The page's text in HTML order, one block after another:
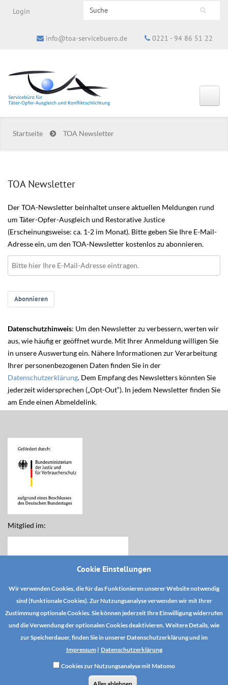
Cookie Einstellungen
Wir verwenden Cookies, die für das Funktionieren unserer Website notwendig
sind (funktionale Cookies). Zur Nutzungsanalyse verwenden wir mit Ihrer
Zustimmung optionale Cookies. Sie können jederzeit Ihre Einwilligung widerrufen
und die Verwendung der optionalen Cookies deaktivieren. Weitere Details, wie
zur Speicherdauer, finden Sie in unserer Datenschutzerklärung und im
Impressum| Datenschutzerklärung
Cookies zur Nutzungsanalyse mit Matomo
Login Suchformular
Search this site
info@toa-servicebuero.de 0221 - 94 86 51 22
Startseite TOA Newsletter
TOA Newsletter
Der TOA-Newsletter beinhaltet unsere aktuellen Meldungen rund
um Täter-Opfer-Ausgleich und Restorative Justice
(Erscheinungsweise: ca. 1-2 im Monat). Bitte geben Sie Ihre E-Mail-
Adresse ein, um den TOA-Newsletter kostenlos zu abonnieren.
Abonnieren
Datenschutzhinweis: Um den Newsletter zu verbessern, werten wir
aus, wie häufig er geöffnet wurde. Mit Ihrer Anmeldung willigen Sie
in unsere Auswertung ein. Nähere Informationen zur Verarbeitung
Ihrer personenbezogenen Daten finden Sie in der
Datenschutzerklärung. Dem Empfang des Newsletters könnten Sie
jederzeit widersprechen („Opt-Out“). In jedem Newsletter finden Sie
am Ende einen Abmeldelink.
Mitglied im:
Datenschutz
AGB